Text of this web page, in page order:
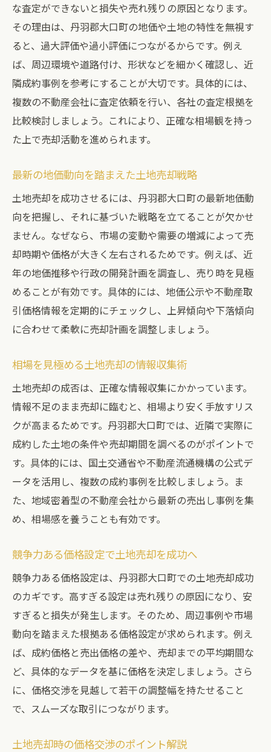
な査定ができないと損失や売れ残りの原因となります。
その理由は、丹羽郡大口町の地価や土地の特性を無視す
ると、過大評価や過小評価につながるからです。例え
ば、周辺環境や道路付け、形状などを細かく確認し、近
隣成約事例を参考にすることが大切です。具体的には、
複数の不動産会社に査定依頼を行い、各社の査定根拠を
比較検討しましょう。これにより、正確な相場観を持っ
た上で売却活動を進められます。
最新の地価動向を踏まえた土地売却戦略
土地売却を成功させるには、丹羽郡大口町の最新地価動
向を把握し、それに基づいた戦略を立てることが欠かせ
ません。なぜなら、市場の変動や需要の増減によって売
却時期や価格が大きく左右されるためです。例えば、近
年の地価推移や行政の開発計画を調査し、売り時を見極
めることが有効です。具体的には、地価公示や不動産取
引価格情報を定期的にチェックし、上昇傾向や下落傾向
に合わせて柔軟に売却計画を調整しましょう。
相場を見極める土地売却の情報収集術
土地売却の成否は、正確な情報収集にかかっています。
情報不足のまま売却に臨むと、相場より安く手放すリス
クが高まるためです。丹羽郡大口町では、近隣で実際に
成約した土地の条件や売却期間を調べるのがポイントで
す。具体的には、国土交通省や不動産流通機構の公式デ
ータを活用し、複数の成約事例を比較しましょう。ま
た、地域密着型の不動産会社から最新の売出し事例を集
め、相場感を養うことも有効です。
競争力ある価格設定で土地売却を成功へ
競争力ある価格設定は、丹羽郡大口町での土地売却成功
のカギです。高すぎる設定は売れ残りの原因になり、安
すぎると損失が発生します。そのため、周辺事例や市場
動向を踏まえた根拠ある価格設定が求められます。例え
ば、成約価格と売出価格の差や、売却までの平均期間な
ど、具体的なデータを基に価格を決定しましょう。さら
に、価格交渉を見越して若干の調整幅を持たせること
で、スムーズな取引につながります。
土地売却時の価格交渉のポイント解説